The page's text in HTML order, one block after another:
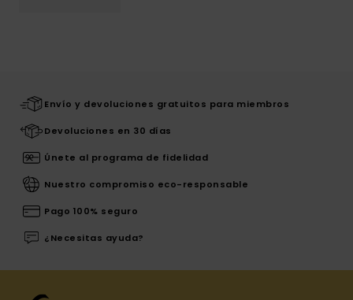
Envío y devoluciones gratuitos para miembros
Devoluciones en 30 días
Únete al programa de fidelidad
Nuestro compromiso eco-responsable
Pago 100% seguro
¿Necesitas ayuda?